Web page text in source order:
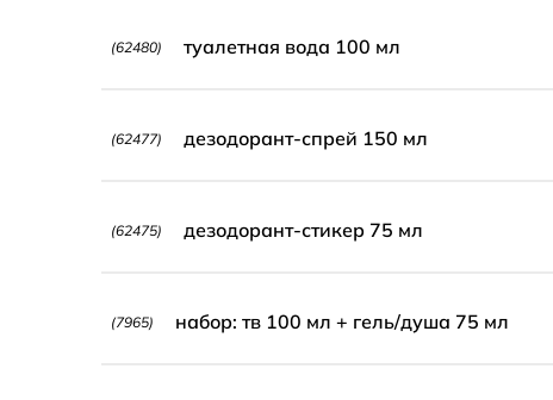
(62480) туалетная вода 100 мл
(62477) дезодорант-спрей 150 мл
(62475) дезодорант-стикер 75 мл
(7965) набор: тв 100 мл + гель/душа 75 мл